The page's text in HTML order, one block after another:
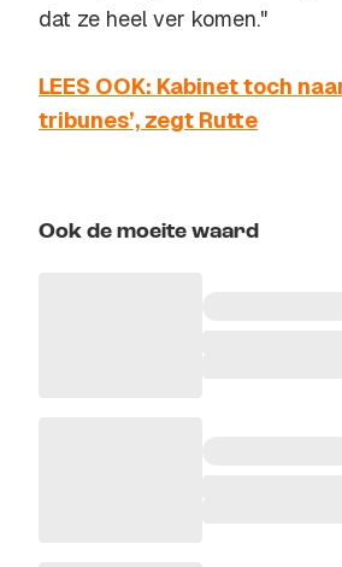
dat ze heel ver komen."
LEES OOK: Kabinet toch
tribunes’, zegt Rutte
Ook de moeite waard